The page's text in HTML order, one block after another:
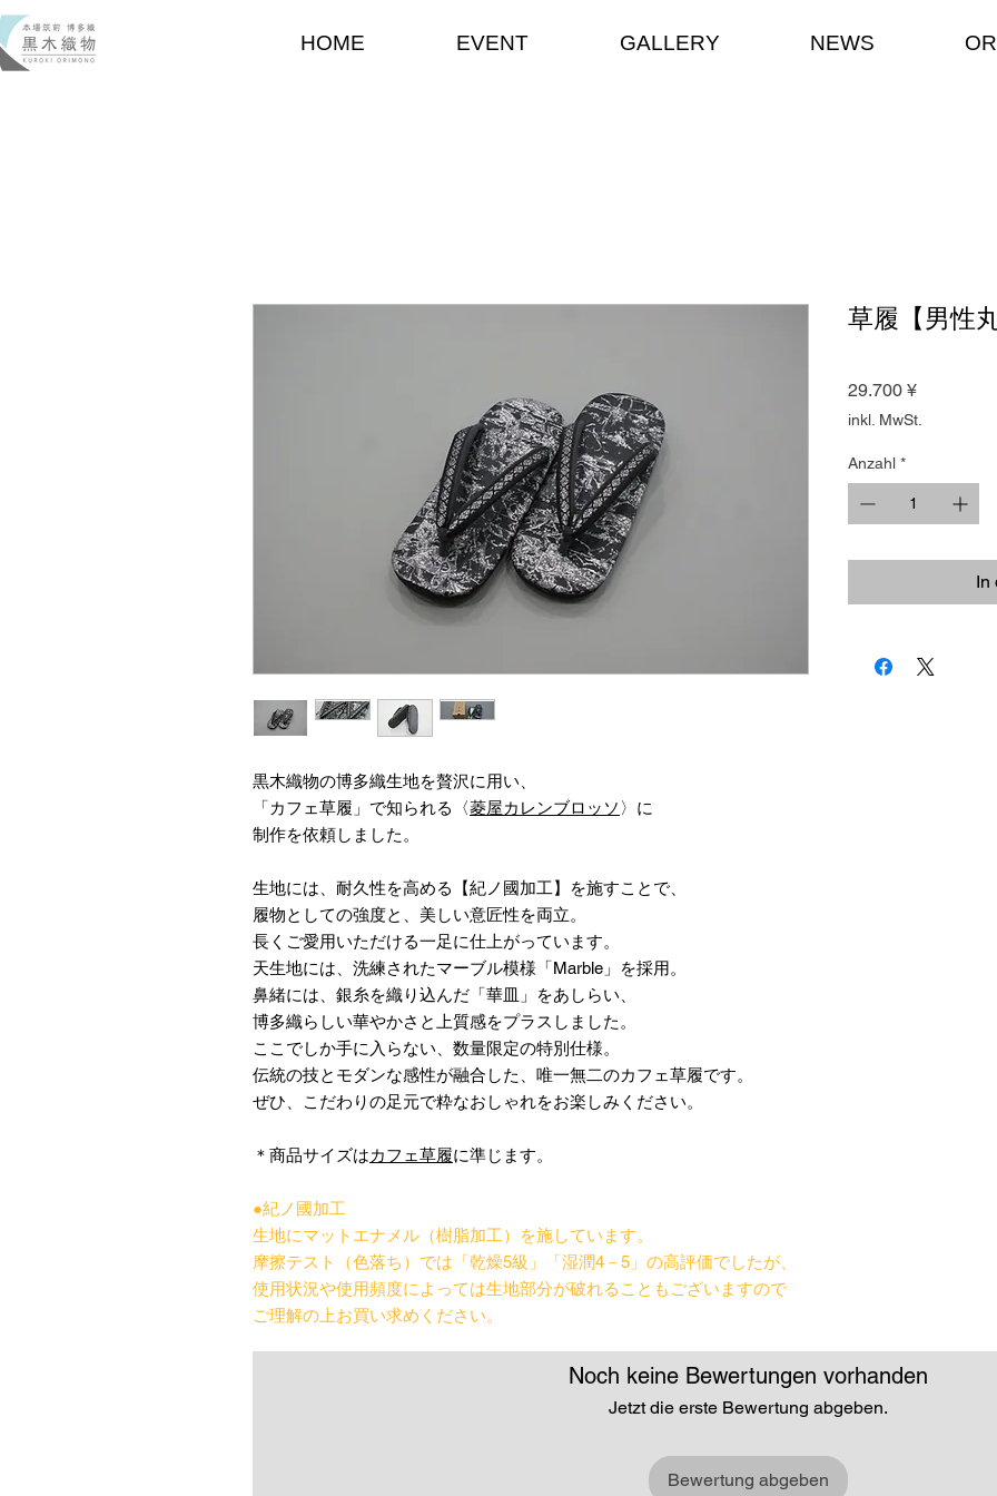
HOME EVENT GALLERY NEWS
黒木織物の博多織生地を贅沢に用い、
「カフェ草履」で知られる〈菱屋カレンブロッソ 〉に
制作を依頼しました。
生地には、耐久性を高める【紀ノ國加工】を施すことで、
履物としての強度と、美しい意匠性を両立。
長くご愛用いただける一足に仕上がっています。
天生地には、洗練されたマーブル模様「Marble」を採用。
鼻緒には、銀糸を織り込んだ「華皿」をあしらい、
博多織らしい華やかさと上質感をプラスしました。
ここでしか手に入らない、数量限定の特別仕様。
伝統の技とモダンな感性が融合した、唯一無二のカフェ草履です。
ぜひ、こだわりの足元で粋なおしゃれをお楽しみください。
＊商品サイズはカフェ草履に準じます。
●紀ノ國加工
生地にマットエナメル（樹脂加工）を施しています。
摩擦テスト（色落ち）では「乾燥5級」「湿潤4－5」の高評価でしたが、
使用状況や使用頻度によっては生地部分が破れることもございますので
ご理解の上お買い求めください。
草履【男性
29.700 ¥Preis
inkl. MwSt.
Anzahl *
In
Noch keine Bewertungen vorhanden
Jetzt die erste Bewertung abgeben.
Bewertung abgeben